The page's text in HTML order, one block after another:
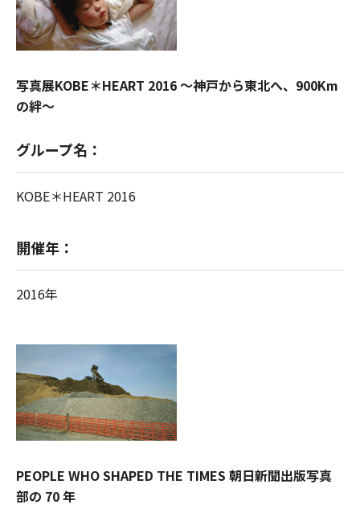
写真展KOBE＊HEART 2016 ～神戸から東北へ、900Km
の絆～
グループ名：
KOBE＊HEART 2016
開催年：
2016年
PEOPLE WHO SHAPED THE TIMES 朝日新聞出版写真
部の 70 年